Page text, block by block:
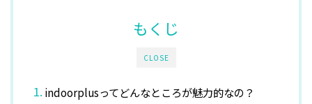
CLOSE
もくじ
indoorplusってどんなところが魅力的なの？